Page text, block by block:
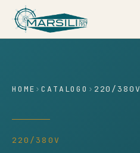
contenuto
HOME ›CATALOGO › 220/380V
220/380V